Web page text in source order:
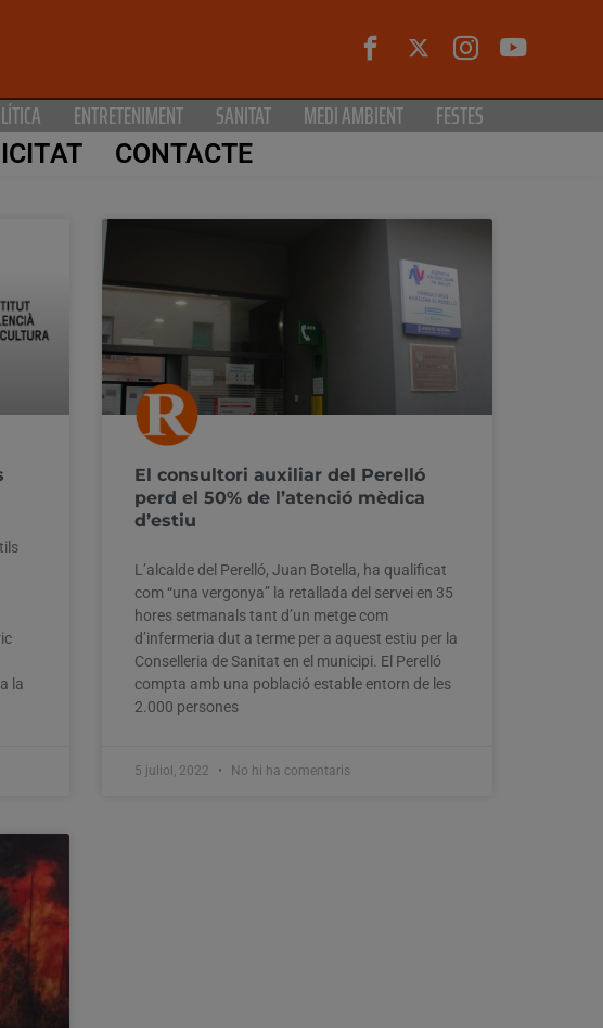
ENTRETENIMENT SANITAT MEDI AMBIENT FESTES
CONTACTE
la
El consultori auxiliar del Perelló
perd el 50% de l’atenció mèdica
d’estiu
L’alcalde del Perelló, Juan Botella, ha qualificat
com “una vergonya” la retallada del servei en 35
hores setmanals tant d’un metge com
d’infermeria dut a terme per a aquest estiu per la
Conselleria de Sanitat en el municipi. El Perelló
compta amb una població estable entorn de les
2.000 persones
5 juliol, 2022 No hi ha comentaris